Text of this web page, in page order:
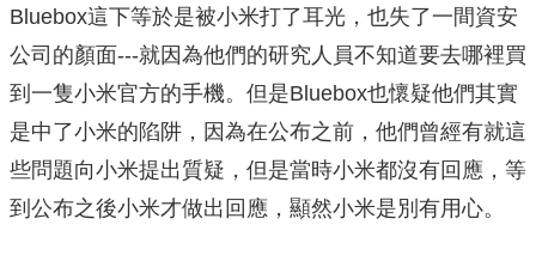
Bluebox這下等於是被小米打了耳光，也失了一間資安
公司的顏面---就因為他們的研究人員不知道要去哪裡買
到一隻小米官方的手機。但是Bluebox也懷疑他們其實
是中了小米的陷阱，因為在公布之前，他們曾經有就這
些問題向小米提出質疑，但是當時小米都沒有回應，等
到公布之後小米才做出回應，顯然小米是別有用心。